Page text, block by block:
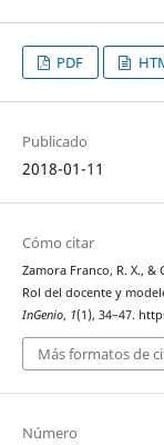
PDF
Publicado
2018-01-11
Cómo citar
Zamora Franco, R. X., &
Rol del docente y
InGenio, 1(1), 34–47.
Más formatos de
Número